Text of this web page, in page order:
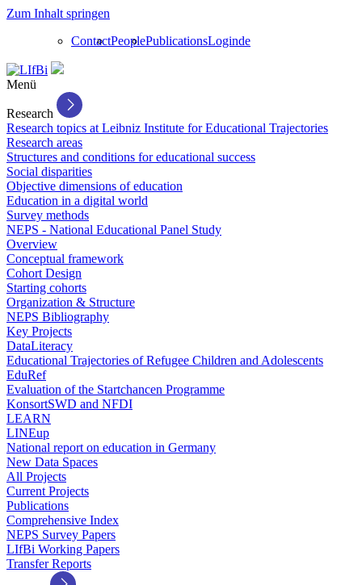
Zum Inhalt springen
ContactPeoplePublicationsLoginde
Menü
Research
Research topics at Leibniz Institute for Educational Trajectories
Research areas
Structures and conditions for educational success
Social disparities
Objective dimensions of education
Education in a digital world
Survey methods
NEPS - National Educational Panel Study
Overview
Conceptual framework
Cohort Design
Starting cohorts
Organization & Structure
NEPS Bibliography
Key Projects
DataLiteracy
Educational Trajectories of Refugee Children and Adolescents
EduRef
Evaluation of the Startchancen Programme
KonsortSWD and NFDI
LEARN
LINEup
National report on education in Germany
New Data Spaces
All Projects
Current Projects
Publications
Comprehensive Index
NEPS Survey Papers
LIfBi Working Papers
Transfer Reports